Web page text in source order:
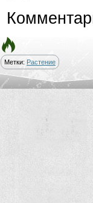
Метки: Растение